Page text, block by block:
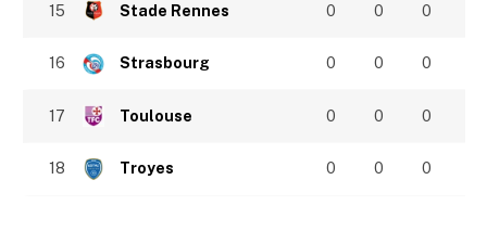
15 Stade Rennes 0 0 0
16 Strasbourg 0 0 0
17 Toulouse 0 0 0
18 Troyes 0 0 0